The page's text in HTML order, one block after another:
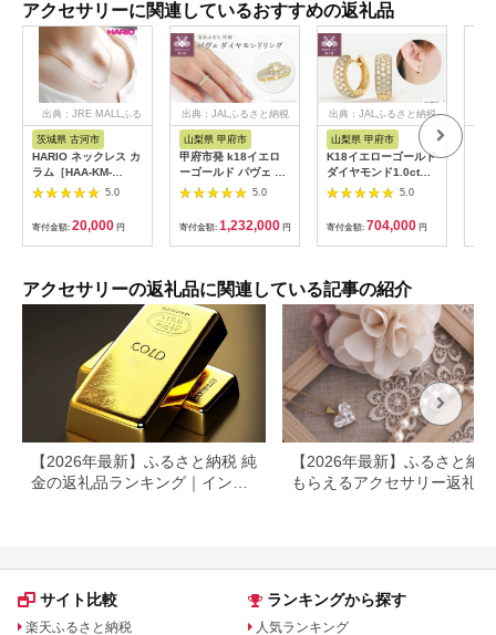
アクセサリーに関連しているおすすめの返礼品
出典：JRE MALLふる
さと納税
茨城県 古河市
HARIO ネックレス カ
ラム［HAA-KM-
004N］ ※離島への配
送不可 ｜ 耐熱 ガラス
アクセサリー ハリオ
ランプワークファクト
リー 職人 繊細 フォー
いめ おしゃれ 20代
30代 40代 _FM14
5.0
寄付金額: 20,000 円
出典：JALふるさと納税
山梨県 甲府市
甲府市発 k18イエロ
ーゴールド パヴェ ダ
イヤモンドリング 1ct
[WR-5052YG]
5.0
寄付金額: 1,232,000 円
出典：JALふるさと納税
山梨県 甲府市
K18イエローゴールド
ダイヤモンド1.0ctピ
アス ［43-1382］
5.0
寄付金額: 704,000 円
アクセサリーの返礼品に関連している記事の紹介
【2026年最新】ふるさと納税 純
金の返礼品ランキング｜インゴ
【2026年最新】ふるさと納
もらえるアクセサリー返礼品
サイト比較
楽天ふるさと納税
ランキングから探す
人気ランキング